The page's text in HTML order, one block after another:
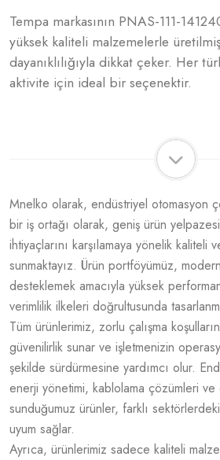
Tempa markasının PNAS-111-
yüksek kaliteli malzemelerle
dayanıklılığıyla dikkat çeker. Her
aktivite için ideal bir seçenektir.
Mnelko olarak, endüstriyel otomasyon
bir iş ortağı olarak, geniş ürün
ihtiyaçlarını karşılamaya yönelik kaliteli
sunmaktayız. Ürün portföyümüz,
desteklemek amacıyla yüksek
verimlilik ilkeleri doğrultusunda
Tüm ürünlerimiz, zorlu çalışma
güvenilirlik sunar ve işletmenizin
şekilde sürdürmesine yardımcı olur.
enerji yönetimi, kablolama çözümleri
sunduğumuz ürünler, farklı
uyum sağlar.
Ayrıca, ürünlerimiz sadece kaliteli